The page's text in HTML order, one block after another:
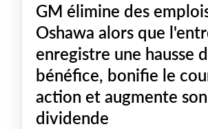
GM élimine des
Oshawa alors que
enregistre une hausse
bénéfice, bonifie le
action et augmente son
dividende